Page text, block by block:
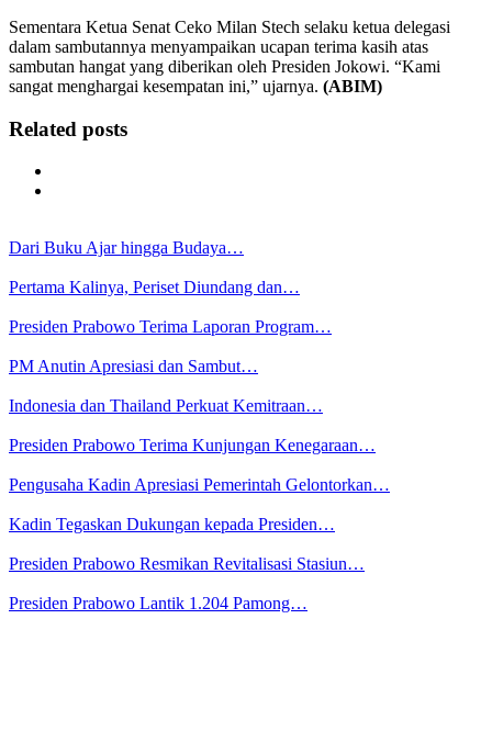
Sementara Ketua Senat Ceko Milan Stech selaku ketua delegasi
dalam sambutannya menyampaikan ucapan terima kasih atas
sambutan hangat yang diberikan oleh Presiden Jokowi. “Kami
sangat menghargai kesempatan ini,” ujarnya. (ABIM)
Related posts
Dari Buku Ajar hingga Budaya…
Pertama Kalinya, Periset Diundang dan…
Presiden Prabowo Terima Laporan Program…
PM Anutin Apresiasi dan Sambut…
Indonesia dan Thailand Perkuat Kemitraan…
Presiden Prabowo Terima Kunjungan Kenegaraan…
Pengusaha Kadin Apresiasi Pemerintah Gelontorkan…
Kadin Tegaskan Dukungan kepada Presiden…
Presiden Prabowo Resmikan Revitalisasi Stasiun…
Presiden Prabowo Lantik 1.204 Pamong…